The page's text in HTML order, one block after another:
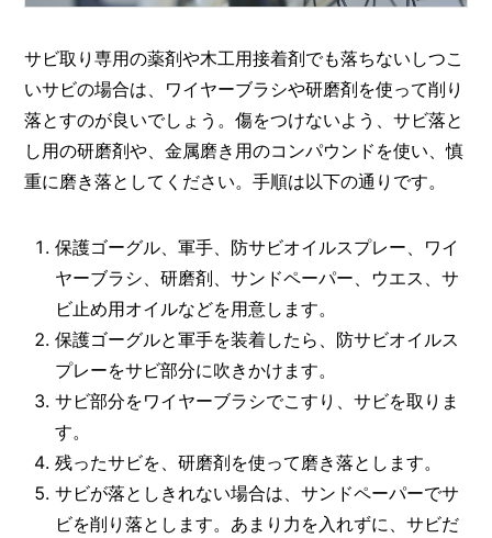
サビ取り専用の薬剤や木工用接着剤でも落ちないしつこ
いサビの場合は、ワイヤーブラシや研磨剤を使って削り
落とすのが良いでしょう。傷をつけないよう、サビ落と
し用の研磨剤や、金属磨き用のコンパウンドを使い、慎
重に磨き落としてください。手順は以下の通りです。
保護ゴーグル、軍手、防サビオイルスプレー、ワイ
ヤーブラシ、研磨剤、サンドペーパー、ウエス、サ
ビ止め用オイルなどを用意します。
保護ゴーグルと軍手を装着したら、防サビオイルス
プレーをサビ部分に吹きかけます。
サビ部分をワイヤーブラシでこすり、サビを取りま
す。
残ったサビを、研磨剤を使って磨き落とします。
サビが落としきれない場合は、サンドペーパーでサ
ビを削り落とします。あまり力を入れずに、サビだ